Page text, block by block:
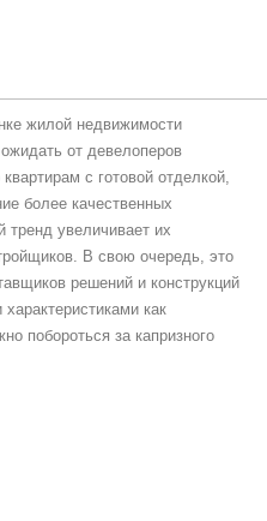
жилой недвижимости
от девелоперов
с готовой отделкой,
более качественных
тренд увеличивает их
В свою очередь, это
решений и конструкций
как
побороться за капризного